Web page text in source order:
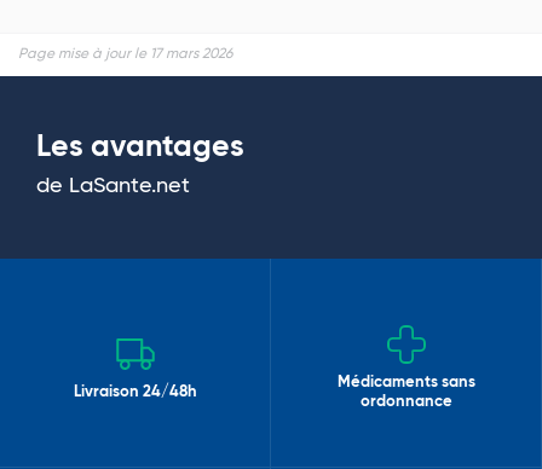
Page mise à jour le 17 mars 2026
Les avantages
de LaSante.net
Livraison 24/48h
Médicaments sans
ordonnance